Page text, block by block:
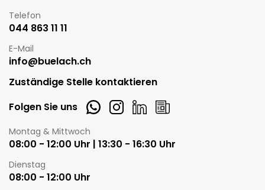
Telefon
044 863 11 11
E-Mail
info@buelach.ch
Zuständige Stelle kontaktieren
Folgen Sie uns
WhatsappInstagram
LinkedInNewsletter
Öffnungszeiten
Montag & Mittwoch
08:00 - 12:00 Uhr | 13:30 - 16:30 Uhr
Dienstag
08:00 - 12:00 Uhr